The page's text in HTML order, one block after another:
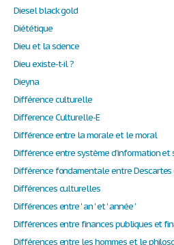
Diesel black gold
Diététique
Dieu et la science
Dieu existe-t-il ?
Dieyna
Différence culturelle
Difference Culturelle-E
Différence entre la morale et le moral
Différence entre système d’information
Différence fondamentale entre Descartes
Différences culturelles
Différences entre ' an ' et ' année '
Différences entre finances publiques et
Différences entre les hommes et le